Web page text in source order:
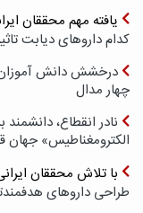
یافته مهم محققان
کدام داروهای دیابت
درخشش دانش آموزان
چهار مدال
نادر انقطاع،
الکترومغناطیس» جهان
با تلاش محققان
طراحی داروهای